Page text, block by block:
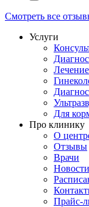
Смотреть все
Услуги
Для
Про клинику
О
Отзывы
Врачи
Новости
Прайс-